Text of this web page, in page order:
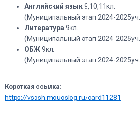
Английский язык9,10,11кл.
(Муниципальный этап 2024-
Литература 9кл.
(Муниципальный этап 2024-
ОБЖ9кл.
(Муниципальный этап 2024-
Короткая ссылка:
https://vsosh.mouoslog.ru/card11281